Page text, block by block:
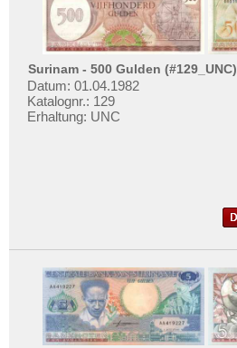
Surinam - 500 Gulden (#129_UNC)
Datum: 01.04.1982
Katalognr.: 129
Erhaltung: UNC